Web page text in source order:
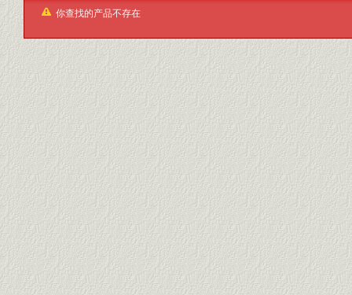
你查找的产品不存在